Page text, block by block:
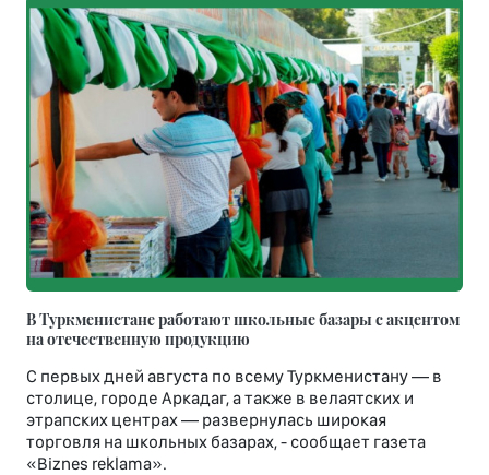
В Туркменистане работают школьные базары с акцентом
на отечественную продукцию
С первых дней августа по всему Туркменистану — в
столице, городе Аркадаг, а также в велаятских и
этрапских центрах — развернулась широкая
торговля на школьных базарах, - сообщает газета
«Biznes reklama».